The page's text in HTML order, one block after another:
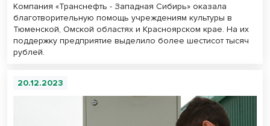
Компания «Транснефть - Западная Сибирь» оказала
благотворительную помощь учреждениям культуры в
Тюменской, Омской областях и Красноярском крае. На их
поддержку предприятие выделило более шестисот тысяч
рублей.
20.12.2023